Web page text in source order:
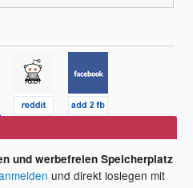
und werbefreien Speicherplatz
und direkt loslegen mit